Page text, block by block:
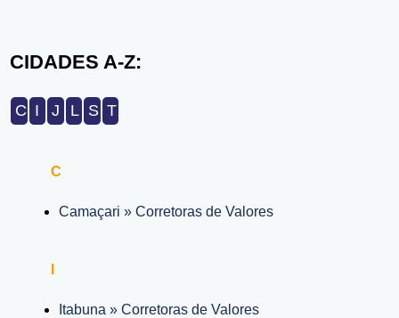
CIDADES A-Z:
C I J L S T
C
Camaçari » Corretoras de Valores
Itabuna » Corretoras de Valores